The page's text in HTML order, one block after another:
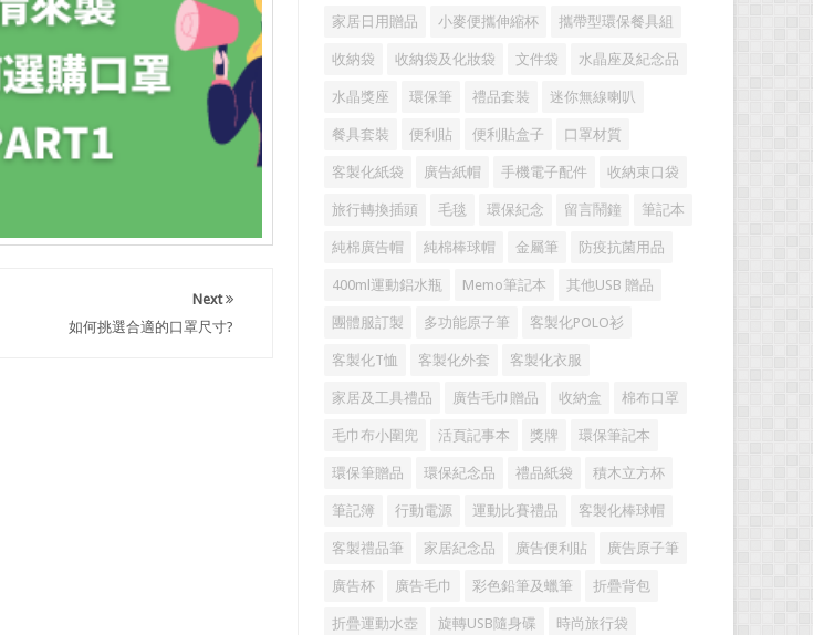
Next
如何挑選合適的口罩尺寸?
家居日用贈品 小麥便攜伸縮杯 攜帶型環保餐具組
收納袋 收納袋及化妝袋 文件袋 水晶座及紀念品
水晶獎座 環保筆 禮品套裝 迷你無線喇叭
餐具套裝 便利貼 便利貼盒子 口罩材質
客製化紙袋 廣告紙帽 手機電子配件 收納束口袋
旅行轉換插頭 毛毯 環保紀念 留言鬧鐘 筆記本
純棉廣告帽 純棉棒球帽 金屬筆 防疫抗菌用品
400ml運動鋁水瓶 Memo筆記本 其他USB 贈品
團體服訂製 多功能原子筆 客製化POLO衫
客製化T恤 客製化外套 客製化衣服
家居及工具禮品 廣告毛巾贈品 收納盒 棉布口罩
毛巾布小圍兜 活頁記事本 獎牌 環保筆記本
環保筆贈品 環保紀念品 禮品紙袋 積木立方杯
筆記簿 行動電源 運動比賽禮品 客製化棒球帽
客製禮品筆 家居紀念品 廣告便利貼 廣告原子筆
廣告杯 廣告毛巾 彩色鉛筆及蠟筆 折疊背包
折疊運動水壺 旋轉USB隨身碟 時尚旅行袋